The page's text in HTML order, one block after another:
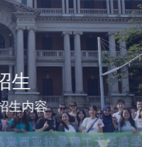
生
生内容